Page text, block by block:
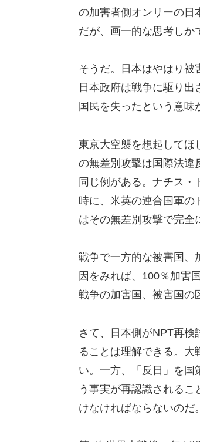
の加害者側オンリーの日
だが、画一的な思考しか
そうだ。日本はやはり被
日本政府は戦争に駆り
国民を失ったという意味
東京大空襲を想起してほ
の無差別攻撃は国際法違
同じ例がある。ナチス
時に、米英の連合国軍の
はその無差別攻撃で完全
戦争で一方的な被害国、
因をみれば、100％加害
戦争の加害国、被害国の
さて、日本側がNPT再
ることは理解できる。
い。一方、「反日」を国
う事実が再認識される
けなければならないのだ。